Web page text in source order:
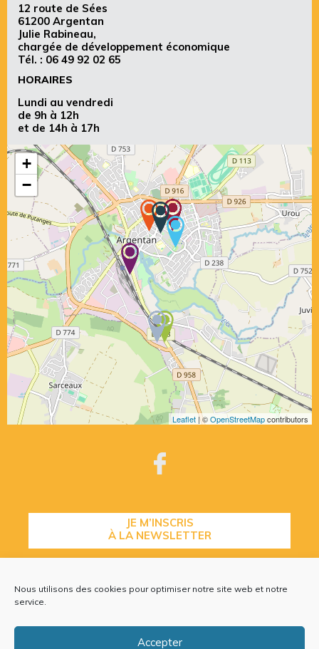
Nous utilisons des cookies pour optimiser notre site web et notre
service.
Accepter
12 route de Sées
61200 Argentan
Julie Rabineau,
chargée de développement économique
Tél. : 06 49 92 02 65
HORAIRES
Lundi au vendredi
de 9h à 12h
et de 14h à 17h
+
−
Leaflet | ©OpenStreetMapcontributors
JE M’INSCRIS
À LA NEWSLETTER